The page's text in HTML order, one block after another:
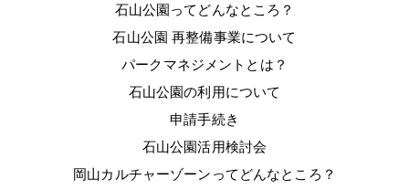
石山公園ってどんなところ？
石山公園 再整備事業について
パークマネジメントとは？
石山公園の利用について
申請手続き
石山公園活用検討会
岡山カルチャーゾーンってどんなところ？